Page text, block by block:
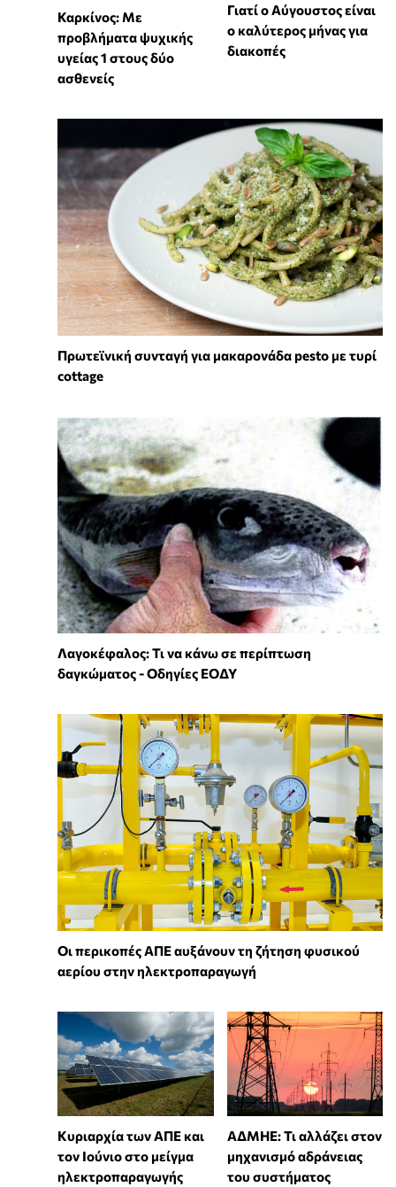
Καρκίνος: Με
προβλήματα ψυχικής
υγείας 1 στους δύο
ασθενείς
Γιατί ο Αύγουστος είναι
ο καλύτερος μήνας για
διακοπές
Πρωτεϊνική συνταγή για μακαρονάδα pesto με τυρί
cottage
Λαγοκέφαλος: Τι να κάνω σε περίπτωση
δαγκώματος - Οδηγίες ΕΟΔΥ
Οι περικοπές ΑΠΕ αυξάνουν τη ζήτηση φυσικού
αερίου στην ηλεκτροπαραγωγή
Κυριαρχία των ΑΠΕ και
τον Ιούνιο στο μείγμα
ηλεκτροπαραγωγής
ΑΔΜΗΕ: Τι αλλάζει στον
μηχανισμό αδράνειας
του συστήματος